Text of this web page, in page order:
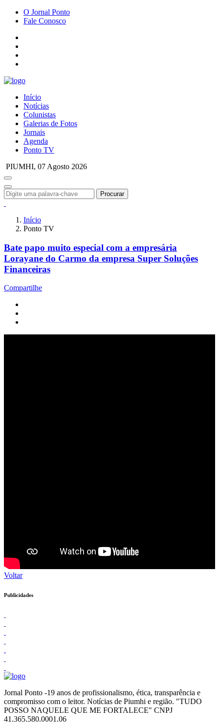
O Jornal Ponto
Fale Conosco
Início
Notícias
Colunistas
Galerias de Fotos
Jornais
Agenda
Ponto TV
PIUMHI, 07 Agosto 2026
Procurar
Início
Ponto TV
Bate papo muito especial com a empresária
Lorayane do Carmo da empresa Super Soluções
Financeiras
Compartilhe
Voltar
Publicidades
Jornal Ponto -19 anos de profissionalismo, ética, transparência e
compromisso com o leitor. Notícias de Piumhi e região. "TUDO
POSSO NAQUELE QUE ME FORTALECE" CNPJ
41.365.580.0001.06